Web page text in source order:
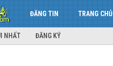
ĐĂNG TIN TRANG CHỦ
NHẤT ĐĂNG KÝ